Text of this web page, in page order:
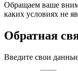
Обращаем ваше
каких условиях не
Обратная
Введите свои